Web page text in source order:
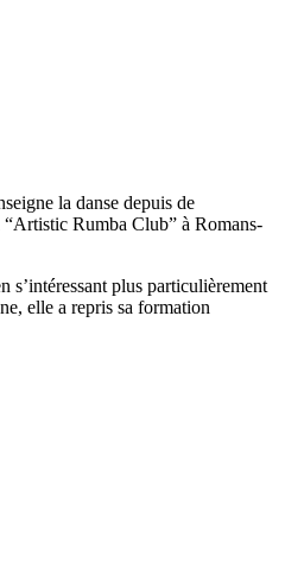
la danse depuis de
“Artistic Rumba Club” à Romans-
s’intéressant plus particulièrement
elle a repris sa formation